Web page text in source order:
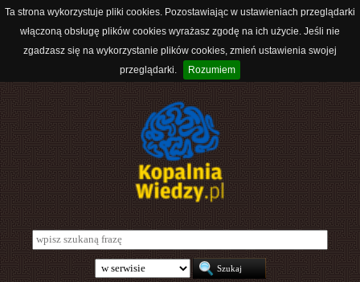
Ta strona wykorzystuje pliki cookies. Pozostawiając w ustawieniach przeglądarki
włączoną obsługę plików cookies wyrażasz zgodę na ich użycie. Jeśli nie
zgadzasz się na wykorzystanie plików cookies, zmień ustawienia swojej
przeglądarki.
Rozumiem